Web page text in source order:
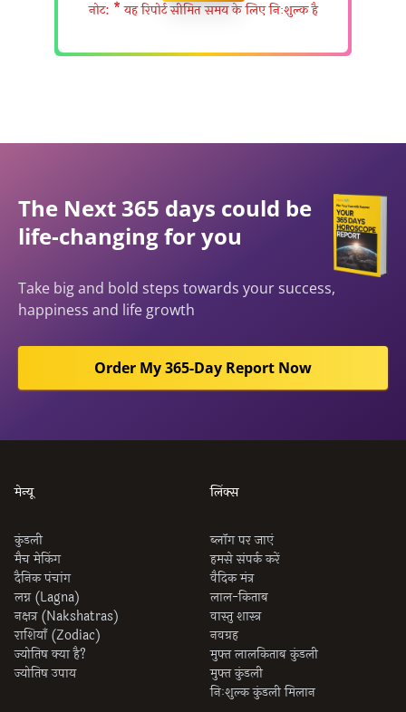
नोट: * यह रिपोर्ट सीमित समय के लिए निःशुल्क है
The Next 365 days could be
life-changing for you
Take big and bold steps towards your success,
happiness and life growth
Order My 365-Day Report Now
मेन्यू
कुंडली
मैच मेकिंग
दैनिक पंचांग
लग्न (Lagna)
नक्षत्र (Nakshatras)
राशियाँ (Zodiac)
ज्योतिष क्या है?
ज्योतिष उपाय
लिंक्स
ब्लॉग पर जाएं
हमसे संपर्क करें
वैदिक मंत्र
लाल-किताब
वास्तु शास्त्र
नवग्रह
मुफ्त लालकिताब कुंडली
मुफ्त कुंडली
निःशुल्क कुंडली मिलान